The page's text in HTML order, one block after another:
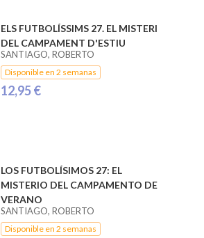
ELS FUTBOLÍSSIMS 27. EL MISTERI
DEL CAMPAMENT D'ESTIU
SANTIAGO, ROBERTO
Disponible en 2 semanas
12,95 €
LOS FUTBOLÍSIMOS 27: EL
MISTERIO DEL CAMPAMENTO DE
VERANO
SANTIAGO, ROBERTO
Disponible en 2 semanas